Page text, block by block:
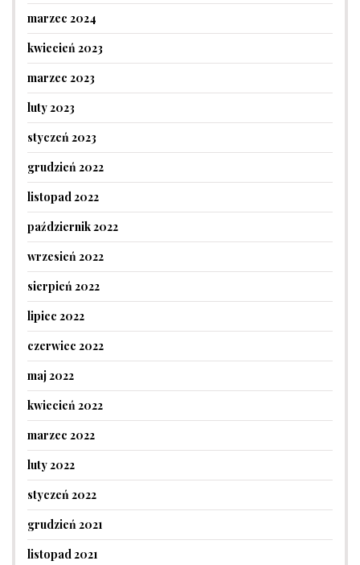
marzec 2024
kwiecień 2023
marzec 2023
luty 2023
styczeń 2023
grudzień 2022
listopad 2022
październik 2022
wrzesień 2022
sierpień 2022
lipiec 2022
czerwiec 2022
maj 2022
kwiecień 2022
marzec 2022
luty 2022
styczeń 2022
grudzień 2021
listopad 2021